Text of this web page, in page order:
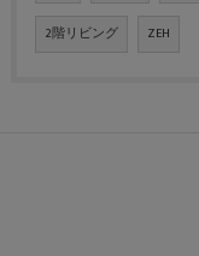
2階リビング ZEH